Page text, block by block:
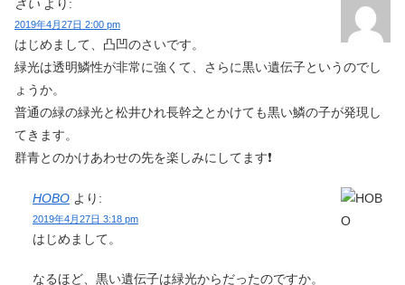
さい より:
2019年4月27日 2:00 pm
はじめまして、凸凹のさいです。
緑光は透明鱗性が非常に強くて、さらに黒い遺伝子というのでし
ょうか。
普通の緑の緑光と松井ひれ長幹之とかけても黒い鱗の子が発現し
てきます。
群青とのかけあわせの先を楽しみにしてます❗️
HOBO より:
2019年4月27日 3:18 pm
はじめまして。
なるほど、黒い遺伝子は緑光からだったのですか。